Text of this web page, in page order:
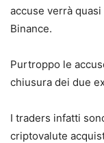
accuse verrà
Binance.
Purtroppo le
chiusura dei due
I traders infatti
criptovalute